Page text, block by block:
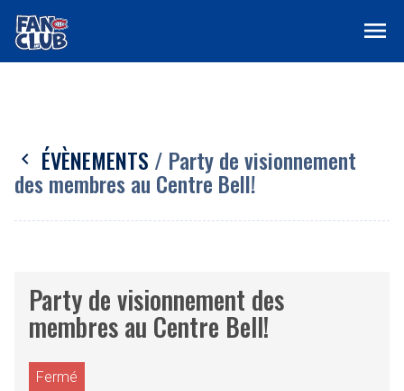
menu
chevron_left ÉVÈNEMENTS / Party de visionnement
des membres au Centre Bell!
Party de visionnement des
membres au Centre Bell!
Fermé